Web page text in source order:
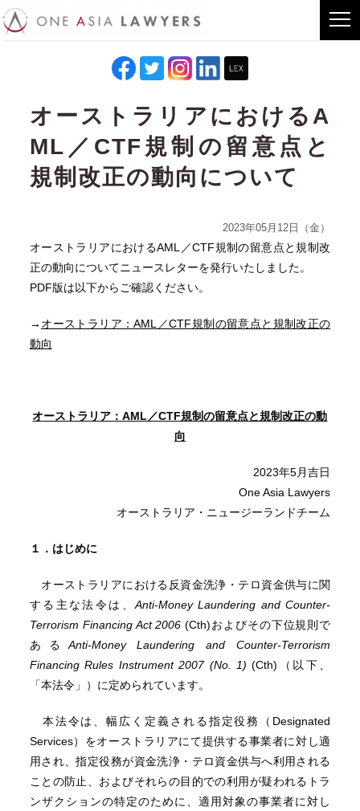
オーストラリアにおけるA
ML／CTF規制の留意点と
規制改正の動向について
2023年05月12日（金）
オーストラリアにおけるAML／CTF規制の留意点と規制改
正の動向についてニュースレターを発行いたしました。
PDF版は以下からご確認ください。
→ オーストラリア：AML／CTF規制の留意点と規制改正の
動向
オーストラリア：AML／CTF規制の留意点と規制改正の動
向
2023年5月吉日
One Asia Lawyers
オーストラリア・ニュージーランドチーム
１．はじめに
オーストラリアにおける反資金洗浄・テロ資金供与に関
する主な法令は、 Anti-Money Laundering and Counter-
Terrorism Financing Act 2006(Cth)およびその下位規則で
ある Anti-Money Laundering and Counter-Terrorism
Financing Rules Instrument 2007 (No. 1) (Cth)（以下、
「本法令」）に定められています。
本法令は、幅広く定義される指定役務（Designated
Services）をオーストラリアにて提供する事業者に対し適
用され、指定役務が資金洗浄・テロ資金供与へ利用される
ことの防止、およびそれらの目的での利用が疑われるトラ
ンザクションの特定のために、適用対象の事業者に対し